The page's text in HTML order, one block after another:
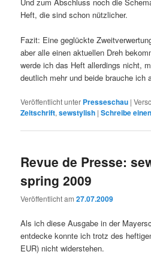
Heft, die sind schon nützlicher.
Fazit: Eine geglückte
aber alle einen aktuellen Dreh
werde ich das Heft allerdings nicht,
deutlich mehr und beide brauche ich
Veröffentlicht unter Presseschau |
Zeitschrift,sewstylish |Schreibe
Revue de Presse:
spring 2009
Veröffentlicht am27.07.2009
Als ich diese Ausgabe in der
entdecke konnte ich trotz des
EUR) nicht widerstehen.